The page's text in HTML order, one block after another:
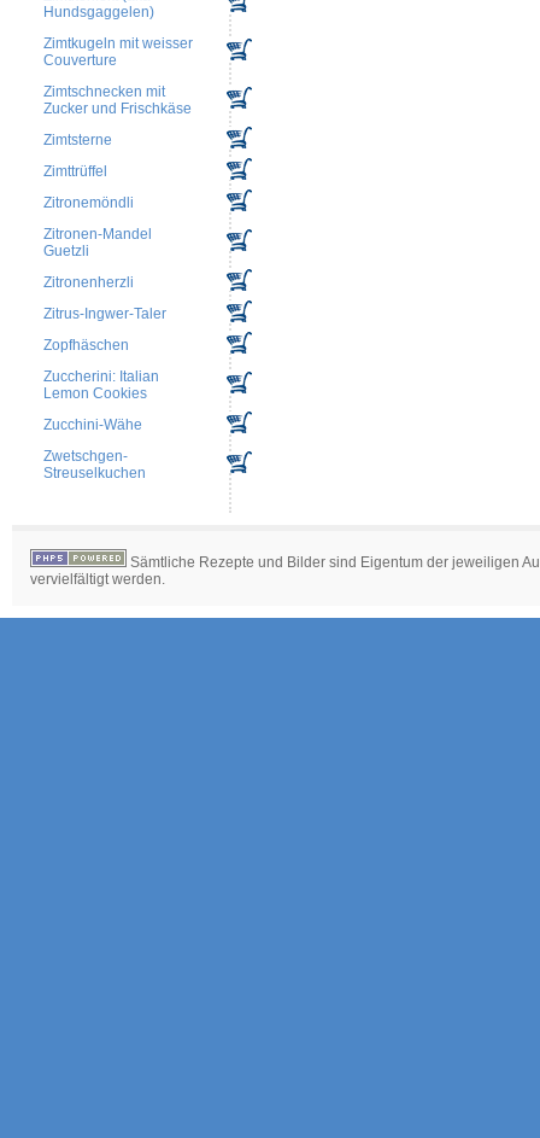
Hundsgaggelen)
Zimtkugeln mit weisser
Couverture
Zimtschnecken mit
Zucker und Frischkäse
Zimtsterne
Zimttrüffel
Zitronemöndli
Zitronen-Mandel
Guetzli
Zitronenherzli
Zitrus-Ingwer-Taler
Zopfhäschen
Zuccherini: Italian
Lemon Cookies
Zucchini-Wähe
Zwetschgen-
Streuselkuchen
Sämtliche Rezepte und Bilder sind Eigentum der jeweiligen
vervielfältigt werden.